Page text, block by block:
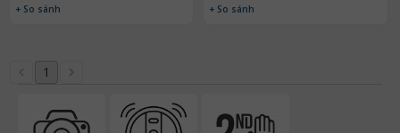
+ So sánh + So sánh
1